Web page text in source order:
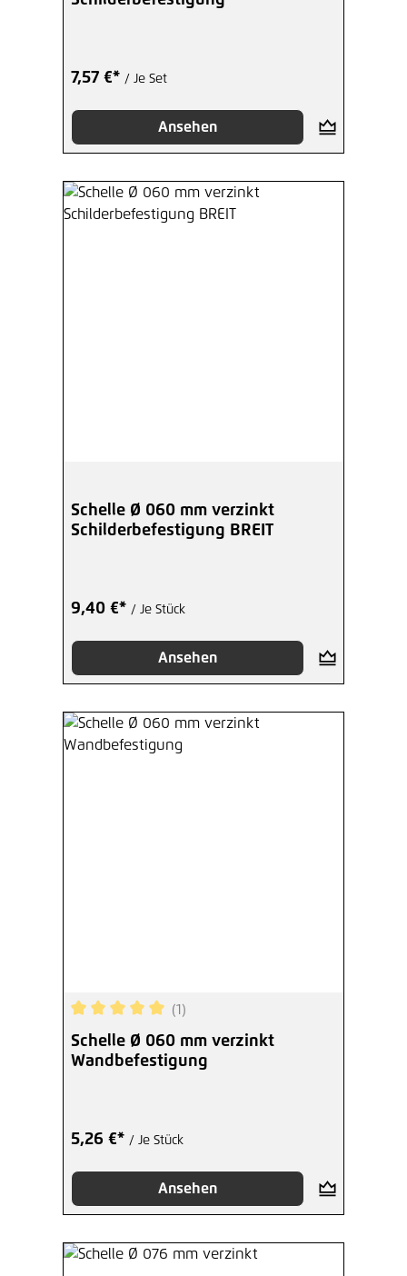
7,57 €* / Je Set
Ansehen
Schelle Ø 060 mm verzinkt
Schilderbefestigung BREIT
9,40 €* / Je Stück
Ansehen
Durchschnittliche Bewertung von 5 von 5
(1)
Schelle Ø 060 mm verzinkt
Wandbefestigung
5,26 €* / Je Stück
Ansehen